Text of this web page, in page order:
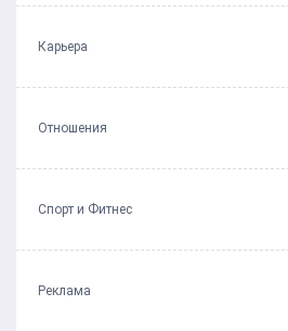
Карьера
Отношения
Спорт и Фитнес
Реклама